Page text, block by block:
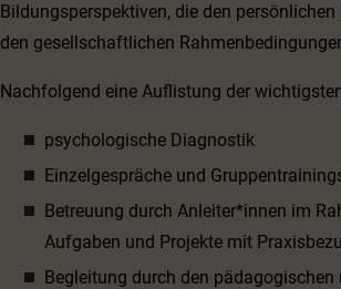
Bildungsperspektiven, die den
den gesellschaftlichen
Nachfolgend eine Auflistung der
psychologische Diagnostik
Einzelgespräche und
Betreuung durch Anleiter*innen im
Aufgaben und Projekte mit
Begleitung durch den pädagogischen